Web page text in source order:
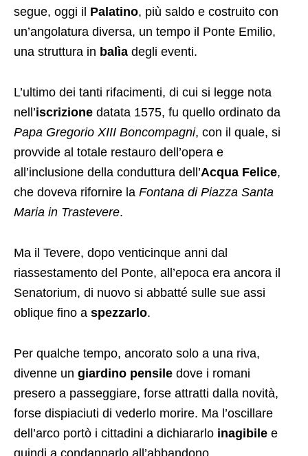
segue, oggi il Palatino, più saldo e costruito con
un’angolatura diversa, un tempo il Ponte Emilio,
una struttura in balìa degli eventi.
L’ultimo dei tanti rifacimenti, di cui si legge nota
nell’iscrizione datata 1575, fu quello ordinato da
Papa Gregorio XIII Boncompagni, con il quale, si
provvide al totale restauro dell’opera e
all’inclusione della conduttura dell’Acqua Felice,
che doveva rifornire la Fontana di Piazza Santa
Maria in Trastevere.
Ma il Tevere, dopo venticinque anni dal
riassestamento del Ponte, all’epoca era ancora il
Senatorium, di nuovo si abbatté sulle sue assi
oblique fino a spezzarlo.
Per qualche tempo, ancorato solo a una riva,
divenne un giardino pensile dove i romani
presero a passeggiare, forse attratti dalla novità,
forse dispiaciuti di vederlo morire. Ma l’oscillare
dell’arco portò i cittadini a dichiararlo inagibile e